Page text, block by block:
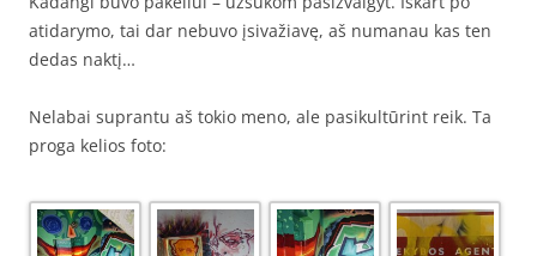
atidarymo, tai dar nebuvo įsivažiavę, aš numanau kas ten
dedas naktį…
Nelabai suprantu aš tokio meno, ale pasikultūrint reik. Ta
proga kelios foto: